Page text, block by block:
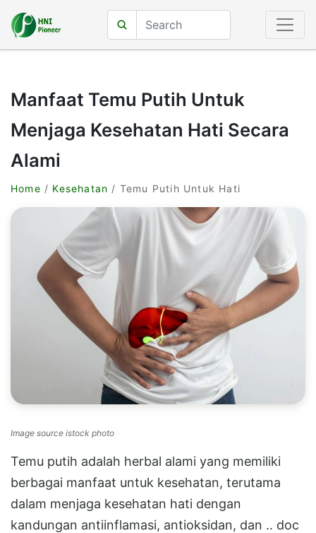
Manfaat Temu Putih Untuk
Menjaga Kesehatan Hati Secara
Alami
Home / Kesehatan / Temu Putih Untuk Hati
Image source istock photo
Temu putih adalah herbal alami yang memiliki
berbagai manfaat untuk kesehatan, terutama
dalam menjaga kesehatan hati dengan
kandungan antiinflamasi, antioksidan, dan .. doc